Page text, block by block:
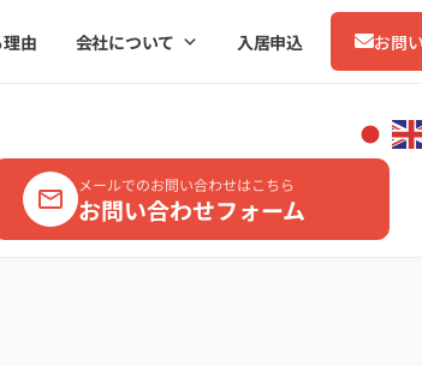
メールでのお問い合わせはこちら
お問い合わせフォーム
由 会社について 入居申込 お問